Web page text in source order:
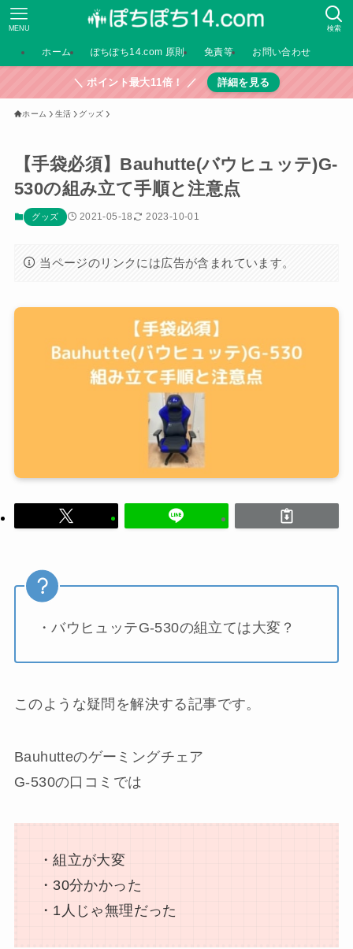
検索
MENU
ホーム ぽちぽち14.com 原則 免責等 お問い合わせ
＼ ポイント最大11倍！ ／ 詳細を見る
ホーム 生活 グッズ
【手袋必須】Bauhutte(バウヒュッテ)G-
530の組み立て手順と注意点
グッズ 2021-05-18 2023-10-01
当ページのリンクには広告が含まれています。
・バウヒュッテG-530の組立ては大変？
このような疑問を解決する記事です。
Bauhutteのゲーミングチェア
G-530の口コミでは
・組立が大変
・30分かかった
・1人じゃ無理だった